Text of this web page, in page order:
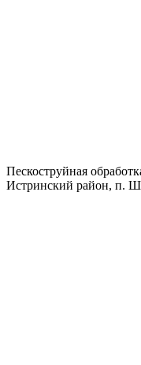
Пескоструйная
Истринский район, п.